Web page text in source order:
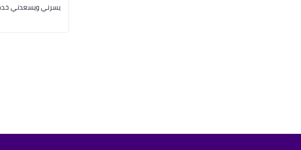
يسرني ويسعدني